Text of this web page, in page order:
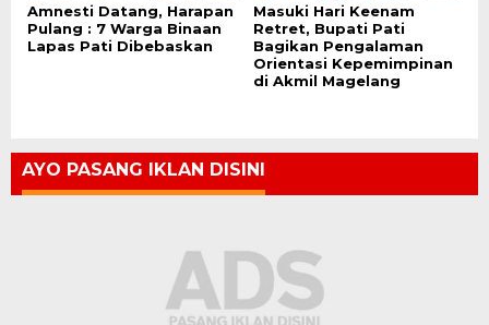
Amnesti Datang, Harapan
Pulang : 7 Warga Binaan
Lapas Pati Dibebaskan
Masuki Hari Keenam
Retret, Bupati Pati
Bagikan Pengalaman
Orientasi Kepemimpinan
di Akmil Magelang
AYO PASANG IKLAN DISINI